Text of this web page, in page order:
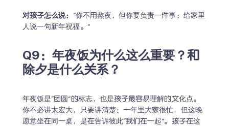
对孩子怎么说： “你不用熬夜，但你要负责一件事：给家里
人说一句新年祝福。”
Q9：年夜饭为什么这么重要？和
除夕是什么关系？
年夜饭是“团圆”的标志，也是孩子最容易理解的文化点。
你不必讲太宏大，只要讲清楚：一年里大家很忙，但这晚
愿意坐在同一桌，是在告诉彼此“我们在一起”。孩子在这